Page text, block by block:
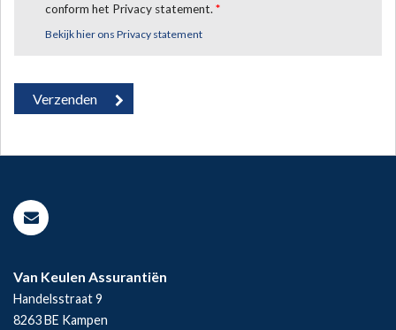
conform het Privacy statement. *
Bekijk hier ons Privacy statement
Van Keulen Assurantiën
Handelsstraat 9
8263 BE Kampen